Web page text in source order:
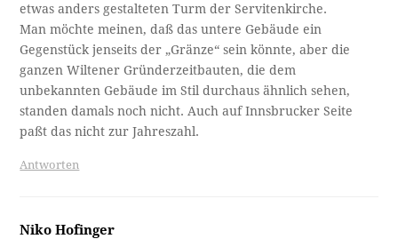
etwas anders gestalteten Turm der Servitenkirche.
Man möchte meinen, daß das untere Gebäude ein
Gegenstück jenseits der „Gränze“ sein könnte, aber die
ganzen Wiltener Gründerzeitbauten, die dem
unbekannten Gebäude im Stil durchaus ähnlich sehen,
standen damals noch nicht. Auch auf Innsbrucker Seite
paßt das nicht zur Jahreszahl.
Antworten
Niko Hofinger